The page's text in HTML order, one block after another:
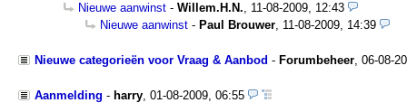
Nieuwe aanwinst - Willem.H.N., 11-08-2009, 12:43
Nieuwe aanwinst - Paul Brouwer, 11-08-2009, 14:39
Nieuwe categorieën voor Vraag & Aanbod - Forumbeheer, 06-08-
Aanmelding - harry 01-08-2009, 06:55